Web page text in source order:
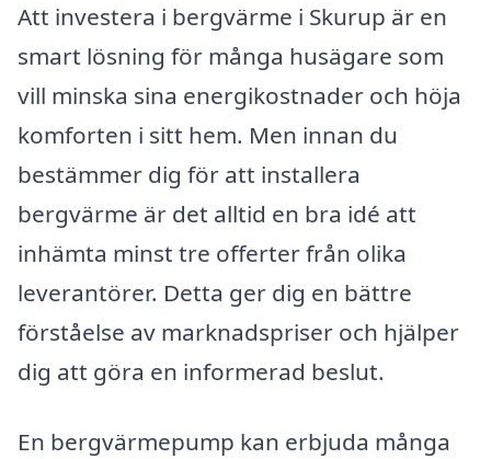
Att investera i bergvärme i Skurup är en
smart lösning för många husägare som
vill minska sina energikostnader och höja
komforten i sitt hem. Men innan du
bestämmer dig för att installera
bergvärme är det alltid en bra idé att
inhämta minst tre offerter från olika
leverantörer. Detta ger dig en bättre
förståelse av marknadspriser och hjälper
dig att göra en informerad beslut.
En bergvärmepump kan erbjuda många